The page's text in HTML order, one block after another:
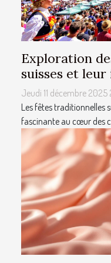
Exploration
suisses et
Jeudi 11 décembre 2025
Les fêtes traditionnelles
fascinante au cœur des